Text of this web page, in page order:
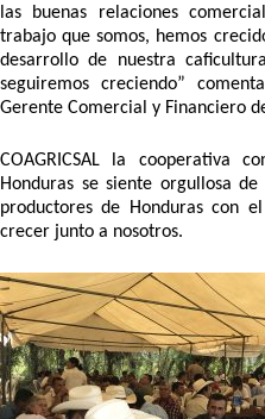
las buenas relaciones
trabajo que somos, hemos
desarrollo de nuestra
seguiremos creciendo”
Gerente Comercial y Financiero de
COAGRICSAL la cooperativa
Honduras se siente orgullosa
productores de Honduras con
crecer junto a nosotros.